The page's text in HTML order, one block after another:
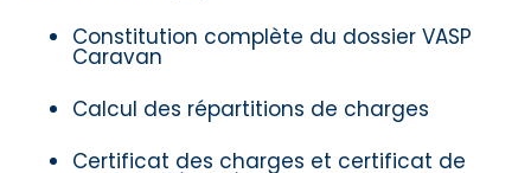
Constitution complète du dossier VASP
Caravan
Calcul des répartitions de charges
Certificat des charges et certificat de